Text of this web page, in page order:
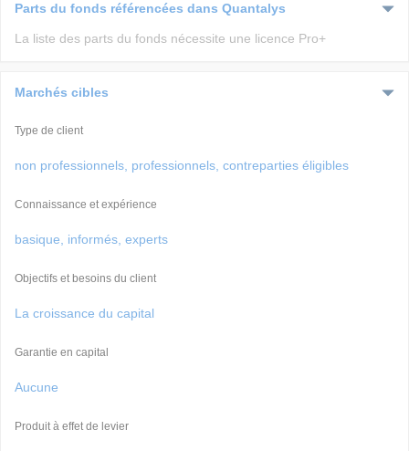
Parts du fonds référencées dans Quantalys
La liste des parts du fonds nécessite une licence Pro+
Marchés cibles
Type de client
non professionnels, professionnels, contreparties éligibles
Connaissance et expérience
basique, informés, experts
Objectifs et besoins du client
La croissance du capital
Garantie en capital
Aucune
Produit à effet de levier